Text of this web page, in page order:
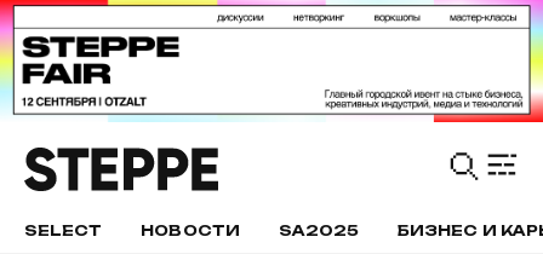
SELECT НОВОСТИ SA2025 БИЗНЕС И